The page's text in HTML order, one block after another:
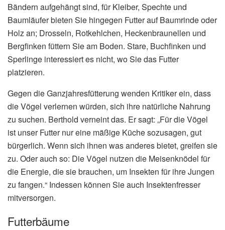
Bändern aufgehängt sind, für Kleiber, Spechte und
Baumläufer bieten Sie hingegen Futter auf Baumrinde oder
Holz an; Drosseln, Rotkehlchen, Heckenbraunellen und
Bergfinken füttern Sie am Boden. Stare, Buchfinken und
Sperlinge interessiert es nicht, wo Sie das Futter
platzieren.
Gegen die Ganzjahresfütterung wenden Kritiker ein, dass
die Vögel verlernen würden, sich ihre natürliche Nahrung
zu suchen. Berthold verneint das. Er sagt: „Für die Vögel
ist unser Futter nur eine mäßige Küche sozusagen, gut
bürgerlich. Wenn sich ihnen was anderes bietet, greifen sie
zu. Oder auch so: Die Vögel nutzen die Meisenknödel für
die Energie, die sie brauchen, um Insekten für ihre Jungen
zu fangen.“ Indessen können Sie auch Insektenfresser
mitversorgen.
Futterbäume